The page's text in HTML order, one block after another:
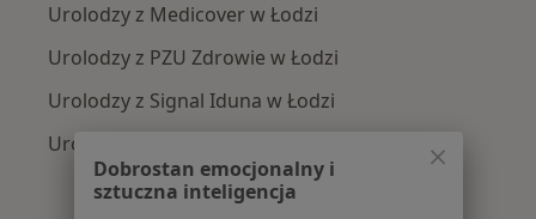
Urolodzy z Medicover w Łodzi
Urolodzy z PZU Zdrowie w Łodzi
Urolodzy z Signal Iduna w Łodzi
Urolodzy z Compensa w Łodzi
Dobrostan emocjonalny i
sztuczna inteligencja